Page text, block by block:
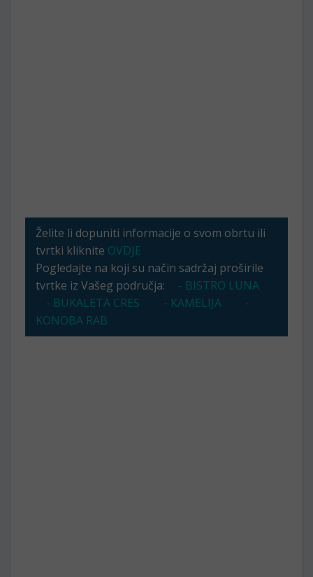
Želite li dopuniti informacije o svom obrtu ili
tvrtki kliknite OVDJE
Pogledajte na koji su način sadržaj proširile
tvrtke iz Vašeg područja:
- BISTRO LUNA
- BUKALETA CRES
- KAMELIJA
-
KONOBA RAB